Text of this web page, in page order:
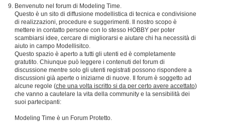
Benvenuto nel forum di Modeling Time.
Questo è un sito di diffusione modellistica di tecnica e condivisione
di realizzazioni, procedure e suggerimenti. Il nostro scopo è
mettere in contatto persone con lo stesso HOBBY per poter
scambiarsi idee, cercare di migliorarsi e aiutare chi ha necessità di
aiuto in campo Modellisitco.
Questo spazio è aperto a tutti gli utenti ed è completamente
gratutito. Chiunque può leggere i contenuti del forum di
discussione mentre solo gli utenti registrati possono rispondere a
discussioni già aperte o iniziarne di nuove. Il forum è soggetto ad
alcune regole (che una volta iscritto si da per certo avere accettato)
che vanno a cautelare la vita della community e la sensibilità dei
suoi partecipanti:
Modeling Time è un Forum Protetto.